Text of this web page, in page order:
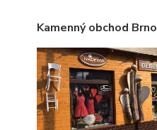
Kamenný obchod Brno